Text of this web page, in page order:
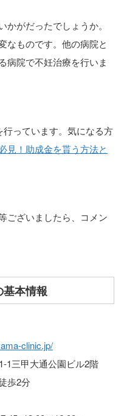
がだったでしょうか。
なものです。他の病院と
病院で不妊治療を行いま
っています。気になる方
見！助成金を貰う方法と
ございましたら、コメン
本情報
clinic.jp/
1三甲大通公園ビル2階
歩2分